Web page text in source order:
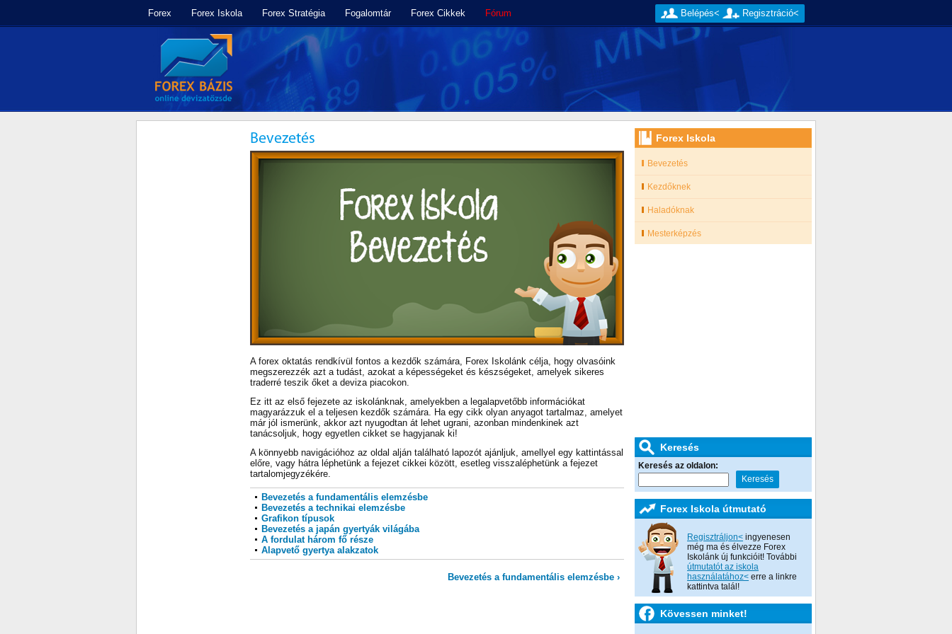
Belépés< Regisztráció<
Forex Forex Iskola Forex Stratégia Fogalomtár Forex Cikkek Fórum
Bevezetés
A forex oktatás rendkívül fontos a kezdők számára, Forex Iskolánk célja, hogy olvasóink
megszerezzék azt a tudást, azokat a képességeket és készségeket, amelyek sikeres
traderré teszik őket a deviza piacokon.
Ez itt az első fejezete az iskolánknak, amelyekben a legalapvetőbb információkat
magyarázzuk el a teljesen kezdők számára. Ha egy cikk olyan anyagot tartalmaz, amelyet
már jól ismerünk, akkor azt nyugodtan át lehet ugrani, azonban mindenkinek azt
tanácsoljuk, hogy egyetlen cikket se hagyjanak ki!
A könnyebb navigációhoz az oldal alján található lapozót ajánljuk, amellyel egy kattintással
előre, vagy hátra léphetünk a fejezet cikkei között, esetleg visszaléphetünk a fejezet
tartalomjegyzékére.
Bevezetés a fundamentális elemzésbe
Bevezetés a technikai elemzésbe
Grafikon típusok
Bevezetés a japán gyertyák világába
A fordulat három fő része
Alapvető gyertya alakzatok
Bevezetés a fundamentális elemzésbe ›
Forex Iskola
Bevezetés
Kezdőknek
Haladóknak
Mesterképzés
Keresés
Keresés az oldalon:
Forex Iskola útmutató
Regisztráljon< ingyenesen
még ma és élvezze Forex
Iskolánk új funkcióit! További
útmutatót az iskola
használatához< erre a linkre
kattintva talál!
Kövessen minket!